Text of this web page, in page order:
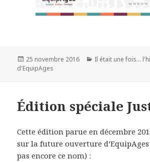
25 novembre 2016
Il était une fois...
d'EquipAges
Édition spéciale
Cette édition parue en décembre
sur la future ouverture
pas encore ce nom) :